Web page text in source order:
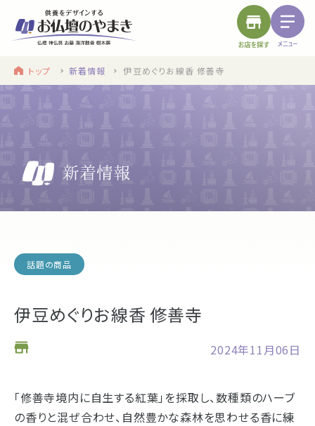
find a store
浜松店の店舗情報
site menu
やまきについて
盆提灯・初盆で使う品・その他お盆用品
仏具
トップ 新着情報 伊豆めぐりお線香 修善寺
話題の商品
伊豆めぐりお線香 修善寺
2024年11月06日
「修善寺境内に自生する紅葉」を採取し、数種類のハーブ
の香りと混ぜ合わせ、自然豊かな森林を思わせる香に練